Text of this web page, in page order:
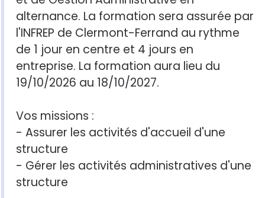
alternance. La formation sera assurée par
l'INFREP de Clermont-Ferrand au rythme
de 1 jour en centre et 4 jours en
entreprise. La formation aura lieu du
19/10/2026 au 18/10/2027.
Vos missions :
- Assurer les activités d'accueil d'une
structure
- Gérer les activités administratives d'une
structure